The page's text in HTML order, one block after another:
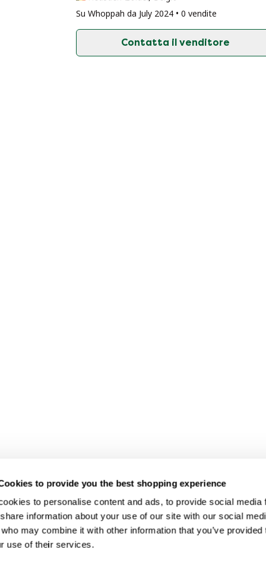
to provide you the best shopping experience
to personalise content and ads, to provide social
information about your use of our site with our social
may combine it with other information that you’ve
use of their services.
Su Whoppah da July 2024 • 0 vendite
Contatta il venditore